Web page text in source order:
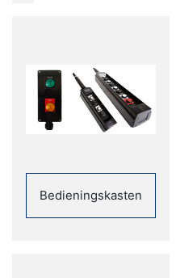
Bedieningskasten